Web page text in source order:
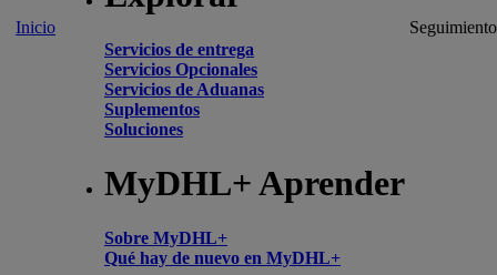
Inicio
Servicios de entrega
Servicios Opcionales
Servicios de Aduanas
Suplementos
Soluciones
MyDHL+ Aprender
Sobre MyDHL+
Qué hay de nuevo en MyDHL+
Seguimiento